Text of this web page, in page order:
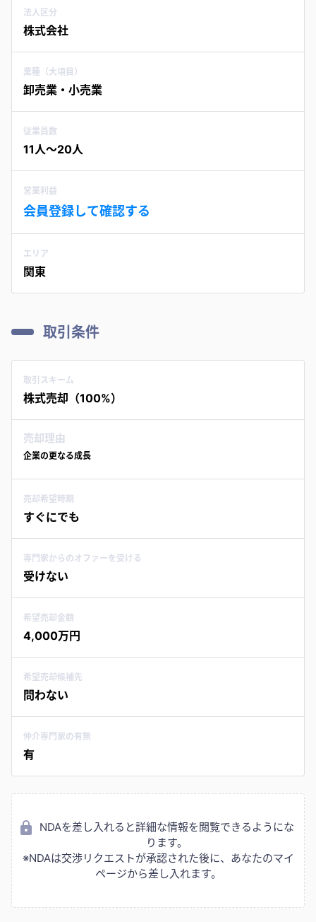
法人区分
株式会社
業種（大項目）
卸売業・小売業
従業員数
11人〜20人
営業利益
会員登録して確認する
エリア
関東
取引条件
取引スキーム
株式売却（100%）
売却理由
企業の更なる成長
売却希望時期
すぐにでも
専門家からのオファーを受ける
受けない
希望売却金額
4,000万円
希望売却候補先
問わない
仲介専門家の有無
有
NDAを差し入れると詳細な情報を閲覧できるようにな
ります。
※NDAは交渉リクエストが承認された後に、あなたのマイ
ページから差し入れます。